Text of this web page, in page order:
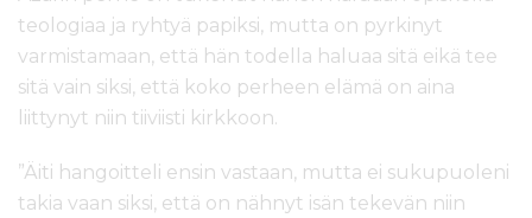
teologiaa ja ryhtyä papiksi, mutta on pyrkinyt
varmistamaan, että hän todella haluaa sitä eikä tee
sitä vain siksi, että koko perheen elämä on aina
liittynyt niin tiiviisti kirkkoon.
”Äiti hangoitteli ensin vastaan, mutta ei sukupuoleni
takia vaan siksi, että on nähnyt isän tekevän niin